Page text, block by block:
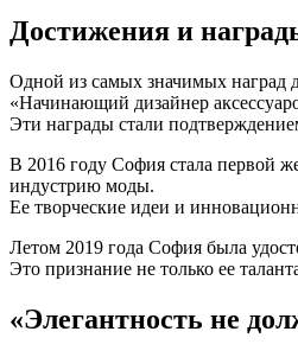
Достижения и
Одной из самых значимых наград
«Начинающий дизайнер
Эти награды стали
В 2016 году София стала первой
индустрию моды.
Ее творческие идеи и
Летом 2019 года София была
Это признание не только ее
«Элегантность не